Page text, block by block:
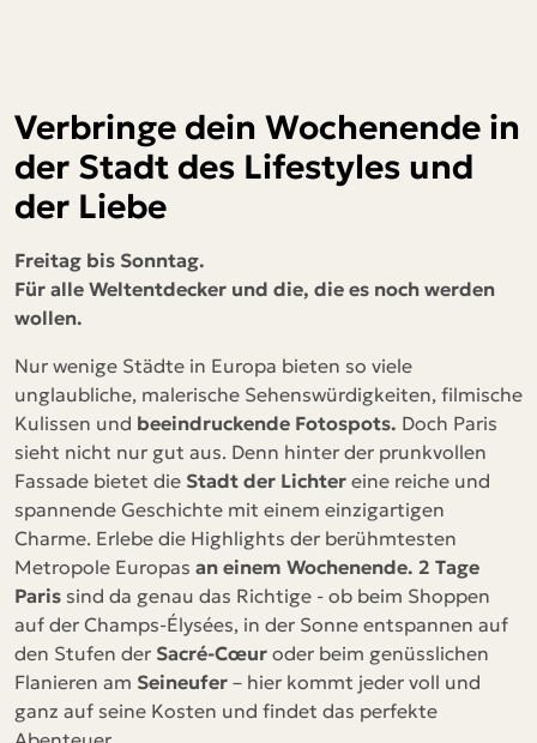
Verbringe dein Wochenende in
der Stadt des Lifestyles und
der Liebe
Freitag bis Sonntag.
Für alle Weltentdecker und die, die es noch werden
wollen.
Nur wenige Städte in Europa bieten so viele
unglaubliche, malerische Sehenswürdigkeiten, filmische
Kulissen und beeindruckende Fotospots. Doch Paris
sieht nicht nur gut aus. Denn hinter der prunkvollen
Fassade bietet die Stadt der Lichter eine reiche und
spannende Geschichte mit einem einzigartigen
Charme. Erlebe die Highlights der berühmtesten
Metropole Europas an einem Wochenende. 2 Tage
Paris sind da genau das Richtige - ob beim Shoppen
auf der Champs-Élysées, in der Sonne entspannen auf
den Stufen der Sacré-Cœur oder beim genüsslichen
Flanieren am Seineufer – hier kommt jeder voll und
ganz auf seine Kosten und findet das perfekte